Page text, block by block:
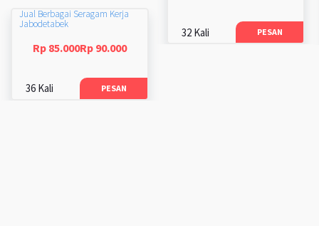
32 Kali PESAN
Jual Berbagai Seragam Kerja
Jabodetabek
Rp 85.000Rp 90.000
36 Kali PESAN